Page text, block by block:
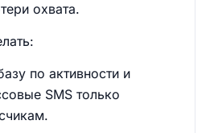
охвата.
по активности и
SMS только